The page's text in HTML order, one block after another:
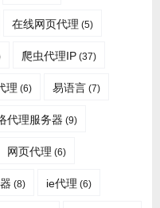
在线网页代理 (5)
爬虫代理IP (37)
理 (6) 易语言 (7)
代理服务器 (9)
网页代理 (6)
(8) ie代理 (6)